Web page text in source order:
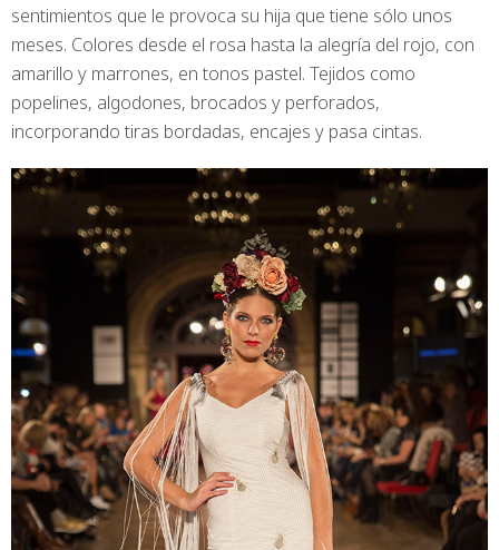
sentimientos que le provoca su hija que tiene sólo unos
meses. Colores desde el rosa hasta la alegría del rojo, con
amarillo y marrones, en tonos pastel. Tejidos como
popelines, algodones, brocados y perforados,
incorporando tiras bordadas, encajes y pasa cintas.